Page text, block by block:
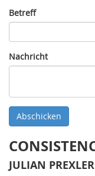
Betreff
Nachricht
Abschicken
JULIAN PREXLER